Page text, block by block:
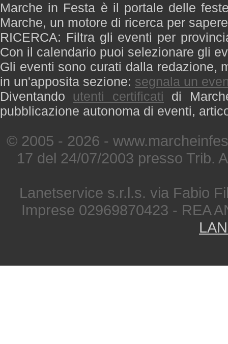
Marche in Festa è il portale delle
Marche, un motore di ricerca per
RICERCA: Filtra gli eventi per
Con il calendario puoi selezionare gli
Gli eventi sono curati dalla redazione,
in un'apposita sezione: segnala un
Diventando utenti certificati di
pubblicazione autonoma di eventi,
© 2005 - 2026 -
17 del 24/07/2003 presso Trib.
Lanetservice s.r.l.s. via Fabio
Imprese 02969870423 - REA